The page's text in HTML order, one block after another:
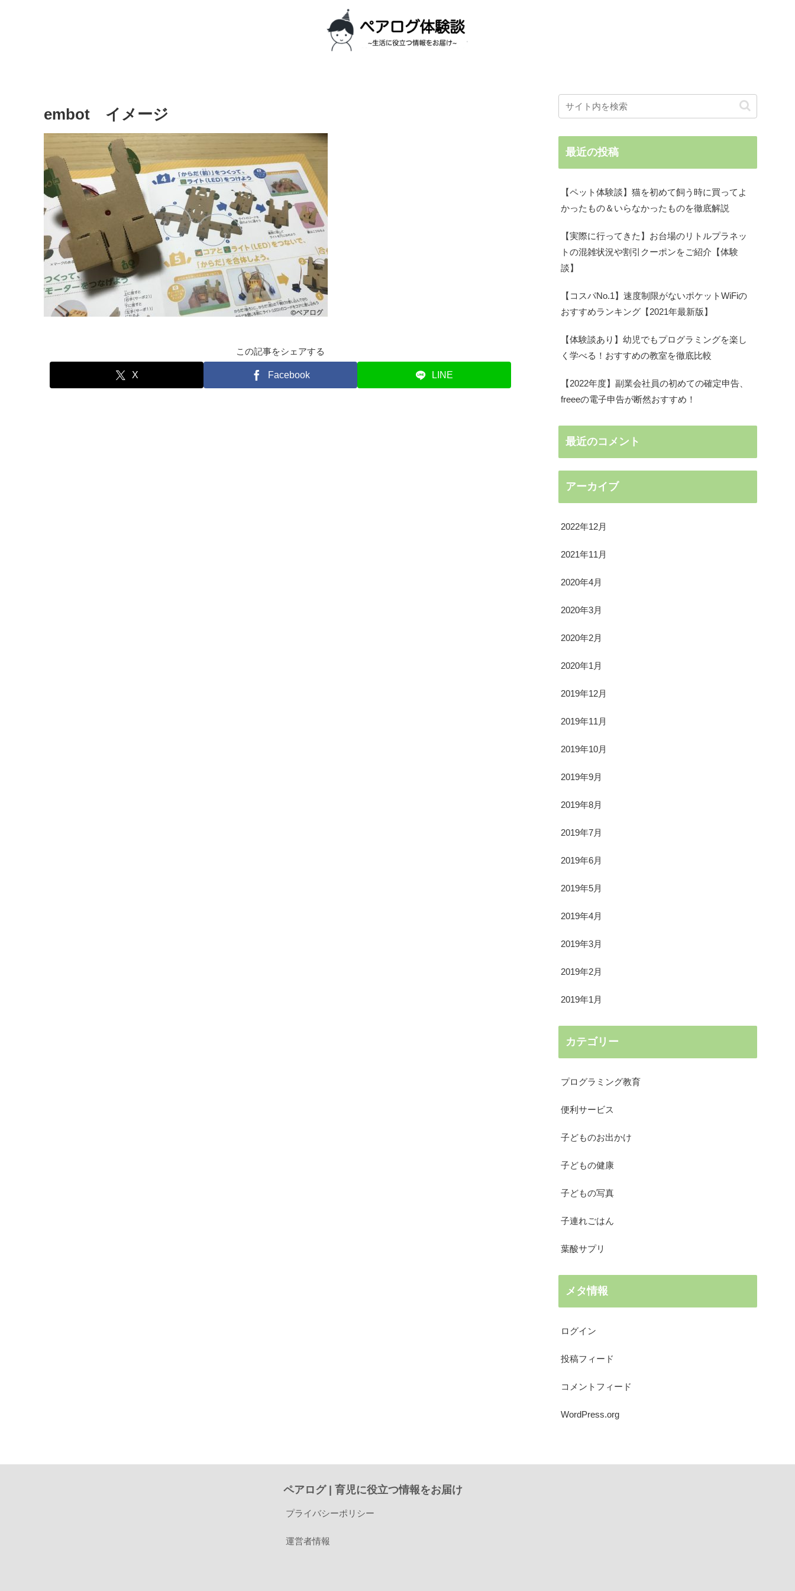
embot イメージ
この記事をシェアする
X Facebook LINE
最近の投稿
【ペット体験談】猫を初めて飼う時に買ってよ
かったもの＆いらなかったものを徹底解説
【実際に行ってきた】お台場のリトルプラネッ
トの混雑状況や割引クーポンをご紹介【体験
談】
【コスパNo.1】速度制限がないポケットWiFiの
おすすめランキング【2021年最新版】
【体験談あり】幼児でもプログラミングを楽し
く学べる！おすすめの教室を徹底比較
【2022年度】副業会社員の初めての確定申告、
freeeの電子申告が断然おすすめ！
最近のコメント
アーカイブ
2022年12月
2021年11月
2020年4月
2020年3月
2020年2月
2020年1月
2019年12月
2019年11月
2019年10月
2019年9月
2019年8月
2019年7月
2019年6月
2019年5月
2019年4月
2019年3月
2019年2月
2019年1月
カテゴリー
プログラミング教育
便利サービス
子どものお出かけ
子どもの健康
子どもの写真
子連れごはん
葉酸サプリ
メタ情報
ログイン
投稿フィード
コメントフィード
WordPress.org
ペアログ | 育児に役立つ情報をお届け
プライバシーポリシー
運営者情報